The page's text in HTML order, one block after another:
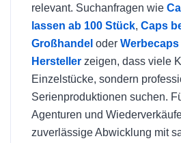
relevant. Suchanfragen wie
lassen ab 100 Stück, Caps
Großhandel oder
Hersteller zeigen, dass viele
Einzelstücke, sondern
Serienproduktionen suchen.
Agenturen und
zuverlässige Abwicklung mit